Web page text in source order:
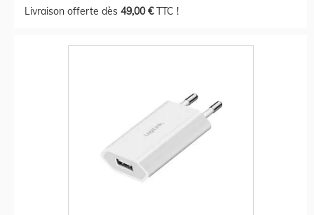
Livraison offerte dès 49,00 €TTC !